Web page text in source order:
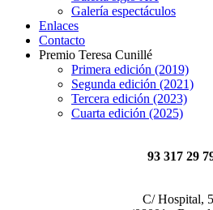
Galería espectáculos
Enlaces
Contacto
Premio Teresa Cunillé
Primera edición (2019)
Segunda edición (2021)
Tercera edición (2023)
Cuarta edición (2025)
93 317 29
C/ Hospital,